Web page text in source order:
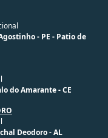
- PE - Patio de
do Amarante - CE
Deodoro - AL